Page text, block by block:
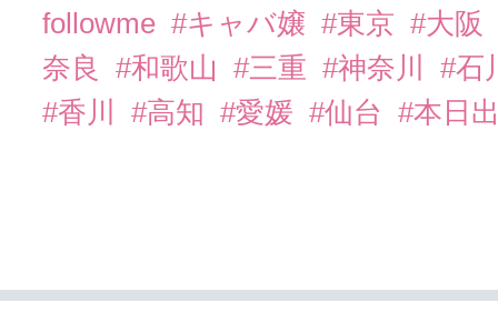
followme #キャバ嬢 #東京 #大阪
奈良
#和歌山 #三重 #神奈川
#石
#香川
#高知 #愛媛 #仙台 #本日